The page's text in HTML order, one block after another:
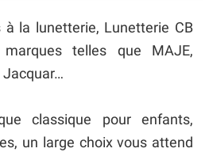
à la lunetterie, Lunetterie CB
telles que MAJE,
Jacquar…
classique pour enfants,
un large choix vous attend